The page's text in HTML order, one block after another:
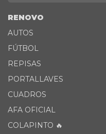
RENOVO
AUTOS
FÚTBOL
REPISAS
PORTALLAVES
CUADROS
AFA OFICIAL
COLAPINTO 🔥